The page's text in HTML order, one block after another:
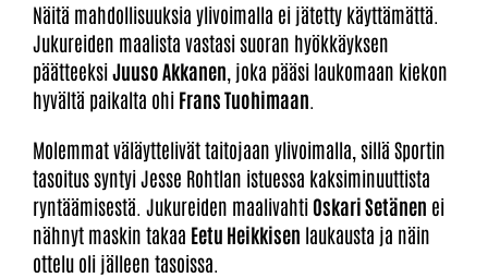
Näitä mahdollisuuksia ylivoimalla ei jätetty käyttämättä.
Jukureiden maalista vastasi suoran hyökkäyksen
päätteeksiJuuso Akkanen , joka pääsi laukomaan kiekon
hyvältä paikalta ohi Frans Tuohimaan
Molemmat väläyttelivät taitojaan ylivoimalla, sillä Sportin
tasoitus syntyi Jesse Rohtlan istuessa kaksiminuuttista
ryntäämisestä. Jukureiden maalivahti Oskari Setänen ei
nähnyt maskin takaa Eetu Heikkisen laukausta ja näin
ottelu oli jälleen tasoissa.